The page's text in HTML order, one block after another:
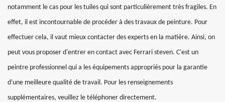
notamment le cas pour les tuiles qui sont particulièrement très fragiles. En
effet, il est incontournable de procéder à des travaux de peinture. Pour
effectuer cela, il vaut mieux contacter des experts en la matière. Ainsi, on
peut vous proposer d'entrer en contact avec Ferrari steven. C'est un
peintre professionnel qui a les équipements appropriés pour la garantie
d'une meilleure qualité de travail. Pour les renseignements
supplémentaires, veuillez le téléphoner directement.